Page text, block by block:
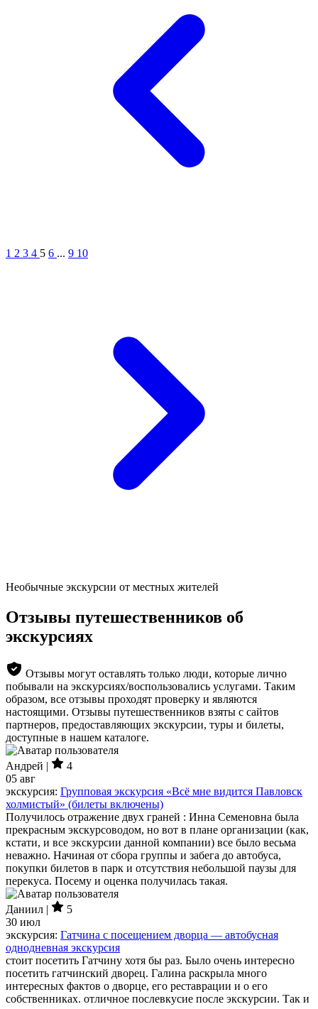
1 2 3 4 5 6 ... 9 10
Необычные экскурсии от местных жителей
Отзывы путешественников об
экскурсиях
Отзывы могут оставлять только люди, которые лично
побывали на экскурсиях/воспользовались услугами. Таким
образом, все отзывы проходят проверку и являются
настоящими. Отзывы путешественников взяты с сайтов
партнеров, предоставляющих экскурсии, туры и билеты,
доступные в нашем каталоге.
Андрей |
4
05 авг
экскурсия: Групповая экскурсия «Всё мне видится Павловск
холмистый» (билеты включены)
Получилось отражение двух граней : Инна Семеновна была
прекрасным экскурсоводом, но вот в плане организации (как,
кстати, и все экскурсии данной компании) все было весьма
неважно. Начиная от сбора группы и забега до автобуса,
покупки билетов в парк и отсутствия небольшой паузы для
перекуса. Посему и оценка получилась такая.
Даниил |
5
30 июл
экскурсия: Гатчина с посещением дворца — автобусная
однодневная экскурсия
стоит посетить Гатчину хотя бы раз. Было очень интересно
посетить гатчинский дворец. Галина раскрыла много
интересных фактов о дворце, его реставрации и о его
собственниках. отличное послевкусие после экскурсии. Так и